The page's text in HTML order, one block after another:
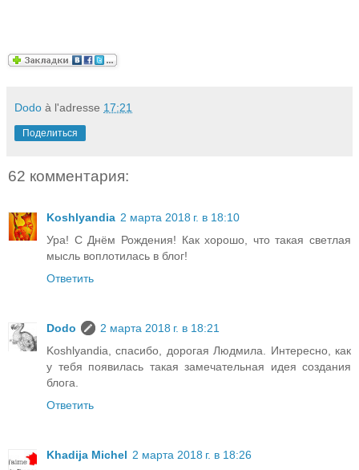
Dodo à l'adresse 17:21
Поделиться
62 комментария:
Koshlyandia 2 марта 2018 г. в 18:10
Ура! С Днём Рождения! Как хорошо, что такая светлая
мысль воплотилась в блог!
Ответить
Dodo
2 марта 2018 г. в 18:21
Koshlyandia, спасибо, дорогая Людмила. Интересно, как
у тебя появилась такая замечательная идея создания
блога.
Ответить
Khadija Michel 2 марта 2018 г. в 18:26